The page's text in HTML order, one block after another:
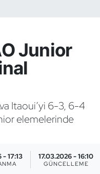
Junior
Itaoui’yi 6-3, 6-4
elemelerinde
- 17:13 17.03.2026 - 16:10
GÜNCELLEME